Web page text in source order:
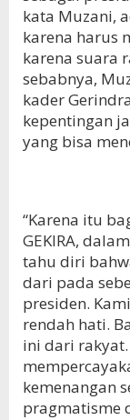
kata Muzani,
karena harus
karena suara
sebabnya,
kader
kepentingan
yang bisa
“Karena itu
GEKIRA,
tahu diri
dari pada
presiden.
rendah hati.
ini dari
kemenangan
pragmatisme